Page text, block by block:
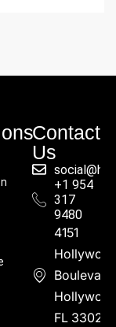
Contact
Us
+1 954
317
9480
4151
Boulevard,
FL 33021